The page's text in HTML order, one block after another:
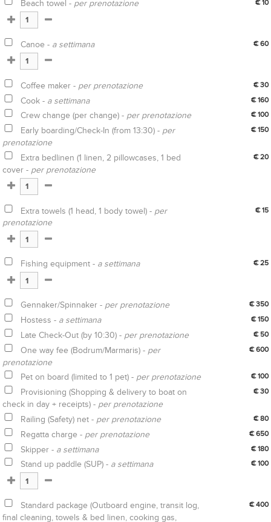
Beach towel - per prenotazione € 10
Canoe - a settimana € 60
Coffee maker - per prenotazione € 30
Cook - a settimana € 160
Crew change (per change) - per prenotazione € 100
Early boarding/Check-In (from 13:30) - per
prenotazione
€ 150
Extra bedlinen (1 linen, 2 pillowcases, 1 bed
cover - per prenotazione
€ 20
Extra towels (1 head, 1 body towel) - per
prenotazione
€ 15
Fishing equipment - a settimana € 25
Gennaker/Spinnaker - per prenotazione € 350
Hostess - a settimana € 150
Late Check-Out (by 10:30) - per prenotazione € 50
One way fee (Bodrum/Marmaris) - per
prenotazione
€ 600
Pet on board (limited to 1 pet) - per prenotazione € 100
Provisioning (Shopping & delivery to boat on
check in day + receipts) - per prenotazione
€ 30
Railing (Safety) net - per prenotazione € 80
Regatta charge - per prenotazione € 650
Skipper - a settimana € 180
Stand up paddle (SUP) - a settimana € 100
Standard package (Outboard engine, transit log,
final cleaning, towels & bed linen, cooking gas,
€ 400